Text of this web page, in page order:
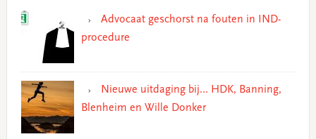
Advocaat geschorst na fouten in IND-
procedure
Nieuwe uitdaging bij… HDK, Banning,
Blenheim en Wille Donker